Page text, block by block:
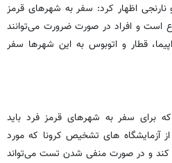
اظهار کرد: سفر به شهرهای قرمز
است و افراد در صورت ضرورت می‌توانند
قطار و اتوبوس به این شهرها سفر
برای سفر به شهرهای قرمز فرد باید
یکی از آزمایشگاه های تشخیص کرونا که مورد
کند و در صورت منفی شدن تست می‌تواند